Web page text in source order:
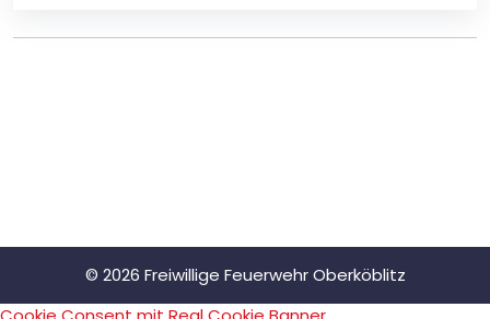
© 2026 Freiwillige Feuerwehr Oberköblitz